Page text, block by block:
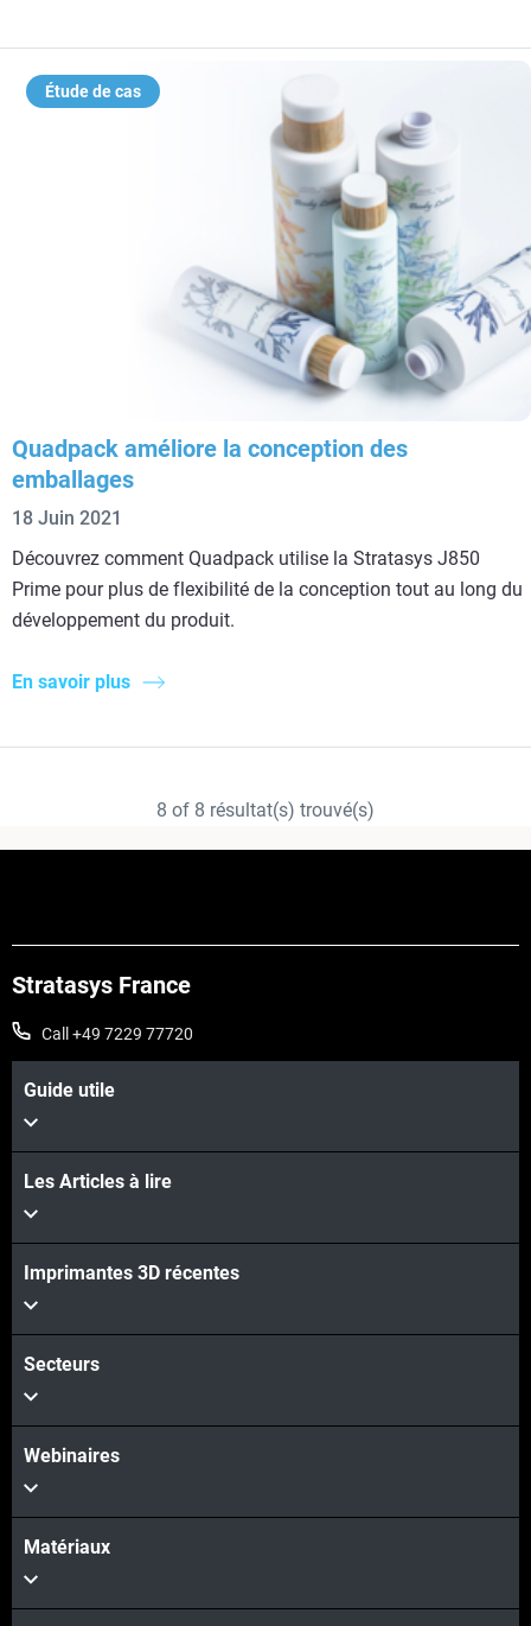
Étude de cas
Quadpack améliore la conception des
emballages
18 Juin 2021
Découvrez comment Quadpack utilise la Stratasys J850
Prime pour plus de flexibilité de la conception tout au long du
développement du produit.
En savoir plus
8 of 8 résultat(s) trouvé(s)
Stratasys France
Call +49 7229 77720
Guide utile
Les Articles à lire
Imprimantes 3D récentes
Secteurs
Webinaires
Matériaux